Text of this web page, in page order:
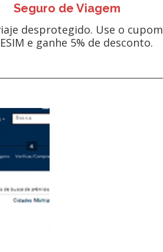
Seguro de Viagem
desprotegido. Use o cupom
e ganhe 5% de desconto.